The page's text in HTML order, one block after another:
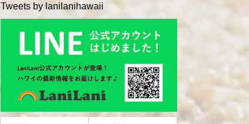
Tweets by lanilanihawaii